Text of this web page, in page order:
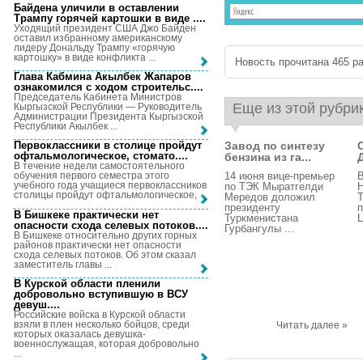
Новость прочитана 465
Еще из этой
Завод по синтезу
бензина из га...
14 июня вице-премьер
по ТЭК Мыратгелди
Мередов доложил
президенту
Туркменистана
Гурбангулы ...
Читать далее »
Байдена уличили в оставлении
Трампу горячей картошки в виде ....
Уходящий президент США Джо Байден
оставил избранному американскому
лидеру Дональду Трампу «горячую
картошку» в виде конфликта ...
Глава Кабмина Акылбек Жапаров
ознакомился с ходом строительс....
Председатель Кабинета Министров
Кыргызской Республики — Руководитель
Администрации Президента Кыргызской
Республики Акылбек ...
Первоклассники в столице пройдут
офтальмологическое, стомато....
В течение недели самостоятельного
обучения первого семестра этого
учебного года учащиеся первоклассников
столицы пройдут офтальмологическое, ...
В Бишкеке практически нет
опасности схода селевых потоков....
В Бишкеке относительно других горных
районов практически нет опасности
схода селевых потоков. Об этом сказал
заместитель главы ...
В Курской области пленили
добровольно вступившую в ВСУ
девуш....
Российские войска в Курской области
взяли в плен несколько бойцов, среди
которых оказалась девушка-
военнослужащая, которая добровольно
...